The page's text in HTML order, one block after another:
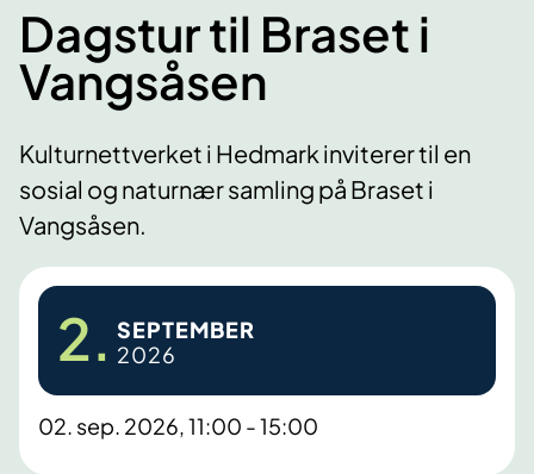
Dagstur til Braset i
Vangsåsen
Kulturnettverket i Hedmark inviterer til en
sosial og naturnær samling på Braset i
Vangsåsen.
2. SEPTEMBER
2026
02. sep. 2026, 11:00 - 15:00